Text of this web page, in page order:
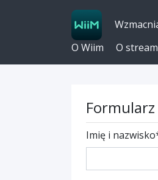
O Wiim
O
Imię i